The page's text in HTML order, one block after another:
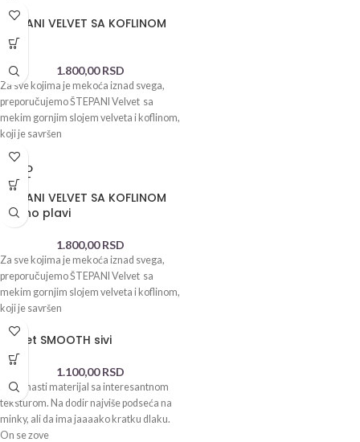
ŠTEPANI VELVET SA KOFLINOM
kafa
1.800,00RSD
Za sve kojima je mekoća iznad svega,
preporučujemo ŠTEPANI Velvet sa
mekim gornjim slojem velveta i koflinom,
koji je savršen
SOLD
OUT
ŠTEPANI VELVET SA KOFLINOM
tamno plavi
1.800,00RSD
Za sve kojima je mekoća iznad svega,
preporučujemo ŠTEPANI Velvet sa
mekim gornjim slojem velveta i koflinom,
koji je savršen
Velvet SMOOTH sivi
1.100,00RSD
Baršunasti materijal sa interesantnom
teksturom. Na dodir najviše podseća na
minky, ali da ima jaaaako kratku dlaku.
On se zove